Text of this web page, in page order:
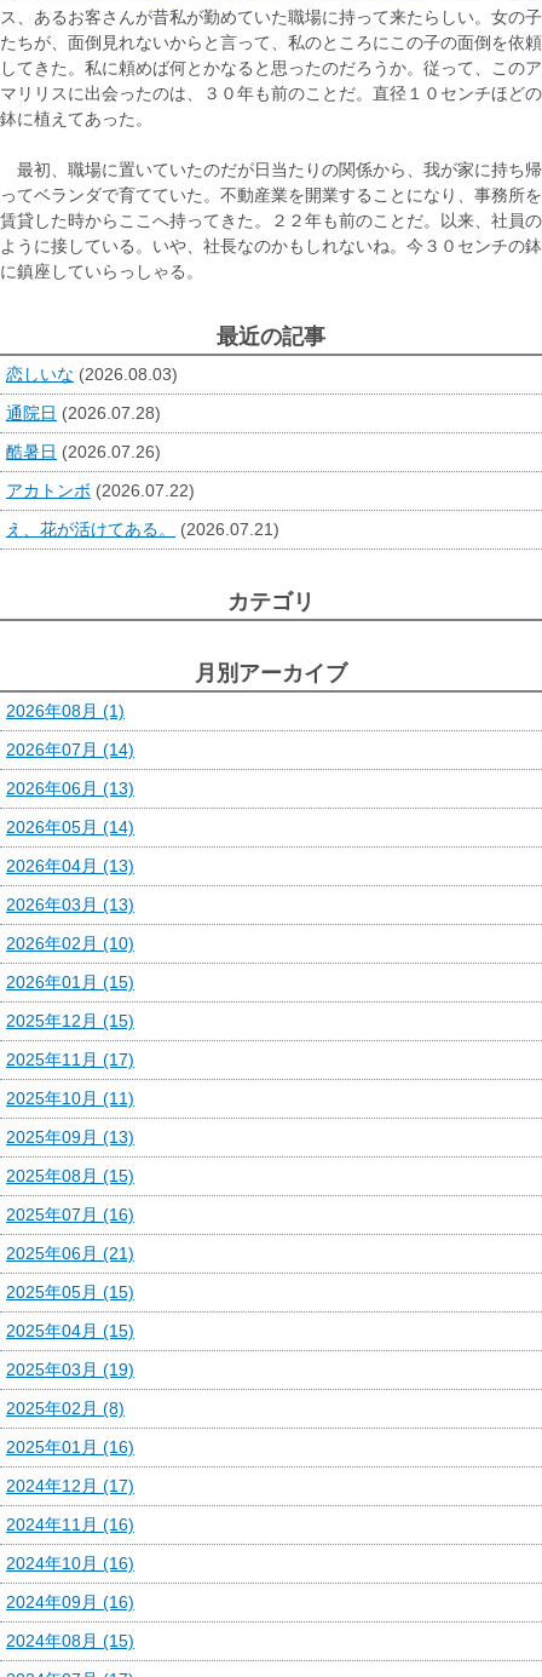
ス、あるお客さんが昔私が勤めていた職場に持って来たらしい。女の子
たちが、面倒見れないからと言って、私のところにこの子の面倒を依頼
してきた。私に頼めば何とかなると思ったのだろうか。従って、このア
マリリスに出会ったのは、３０年も前のことだ。直径１０センチほどの
鉢に植えてあった。
最初、職場に置いていたのだが日当たりの関係から、我が家に持ち帰
ってベランダで育てていた。不動産業を開業することになり、事務所を
賃貸した時からここへ持ってきた。２２年も前のことだ。以来、社員の
ように接している。いや、社長なのかもしれないね。今３０センチの鉢
に鎮座していらっしゃる。
最近の記事
恋しいな (2026.08.03)
通院日 (2026.07.28)
酷暑日 (2026.07.26)
アカトンボ (2026.07.22)
え、花が活けてある。
(2026.07.21)
カテゴリ
月別アーカイブ
2026年08月 (1)
2026年07月 (14)
2026年06月 (13)
2026年05月 (14)
2026年04月 (13)
2026年03月 (13)
2026年02月 (10)
2026年01月 (15)
2025年12月 (15)
2025年11月 (17)
2025年10月 (11)
2025年09月 (13)
2025年08月 (15)
2025年07月 (16)
2025年06月 (21)
2025年05月 (15)
2025年04月 (15)
2025年03月 (19)
2025年02月 (8)
2025年01月 (16)
2024年12月 (17)
2024年11月 (16)
2024年10月 (16)
2024年09月 (16)
2024年08月 (15)